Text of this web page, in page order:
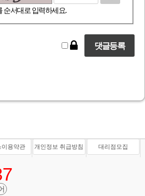
순서대로 입력하세요.
이용약관 개인정보 취급방침 대리점모집